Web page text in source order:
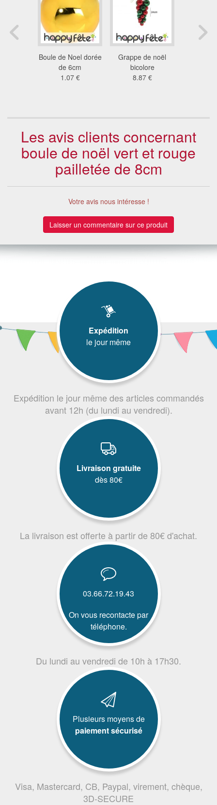
Boule de Noel dorée
de 6cm
1.07 €
Grappe de noël
bicolore
8.87 €
Les avis clients concernant
boule de noël vert et rouge
pailletée de 8cm
Votre avis nous intéresse !
Laisser un commentaire sur ce produit
Expédition
le jour même
Expédition le jour même des articles commandés
avant 12h (du lundi au vendredi).
Livraison gratuite
dès 80€
La livraison est offerte à partir de 80€ d'achat.
03.66.72.19.43
On vous recontacte par
téléphone.
Du lundi au vendredi de 10h à 17h30.
Plusieurs moyens de
paiement sécurisé
Visa, Mastercard, CB, Paypal, virement, chèque,
3D-SECURE